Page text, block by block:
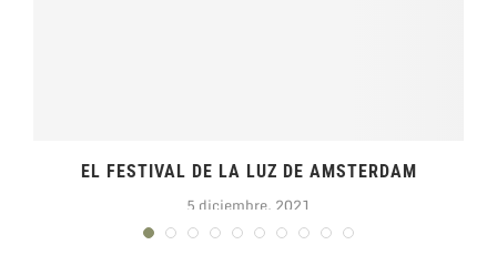
EL FESTIVAL DE LA LUZ DE AMSTERDAM
5 diciembre, 2021